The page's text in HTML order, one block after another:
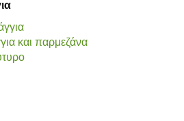
και παρμεζάνα